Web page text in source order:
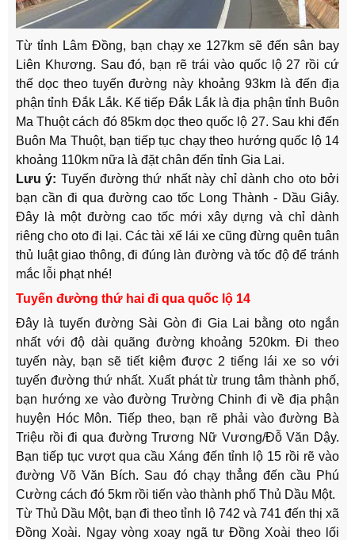
Từ tỉnh Lâm Đồng, bạn chạy xe 127km sẽ đến sân bay
Liên Khương. Sau đó, bạn rẽ trái vào quốc lộ 27 rồi cứ
thế dọc theo tuyến đường này khoảng 93km là đến địa
phận tỉnh Đắk Lắk. Kế tiếp Đắk Lắk là địa phận tỉnh Buôn
Ma Thuột cách đó 85km dọc theo quốc lộ 27. Sau khi đến
Buôn Ma Thuột, bạn tiếp tục chạy theo hướng quốc lộ 14
khoảng 110km nữa là đặt chân đến tỉnh Gia Lai.
Lưu ý: Tuyến đường thứ nhất này chỉ dành cho oto bởi
bạn cần đi qua đường cao tốc Long Thành - Dầu Giây.
Đây là một đường cao tốc mới xây dựng và chỉ dành
riêng cho oto đi lại. Các tài xế lái xe cũng đừng quên tuân
thủ luật giao thông, đi đúng làn đường và tốc độ để tránh
mắc lỗi phạt nhé!
Tuyến đường thứ hai đi qua quốc lộ 14
Đây là tuyến đường Sài Gòn đi Gia Lai bằng oto ngắn
nhất với độ dài quãng đường khoảng 520km. Đi theo
tuyến này, bạn sẽ tiết kiệm được 2 tiếng lái xe so với
tuyến đường thứ nhất. Xuất phát từ trung tâm thành phố,
bạn hướng xe vào đường Trường Chinh đi về địa phận
huyện Hóc Môn. Tiếp theo, bạn rẽ phải vào đường Bà
Triệu rồi đi qua đường Trương Nữ Vương/Đỗ Văn Dậy.
Bạn tiếp tục vượt qua cầu Xáng đến tỉnh lộ 15 rồi rẽ vào
đường Võ Văn Bích. Sau đó chạy thẳng đến cầu Phú
Cường cách đó 5km rồi tiến vào thành phố Thủ Dầu Một.
Từ Thủ Dầu Một, bạn đi theo tỉnh lộ 742 và 741 đến thị xã
Đồng Xoài. Ngay vòng xoay ngã tư Đồng Xoài theo lối